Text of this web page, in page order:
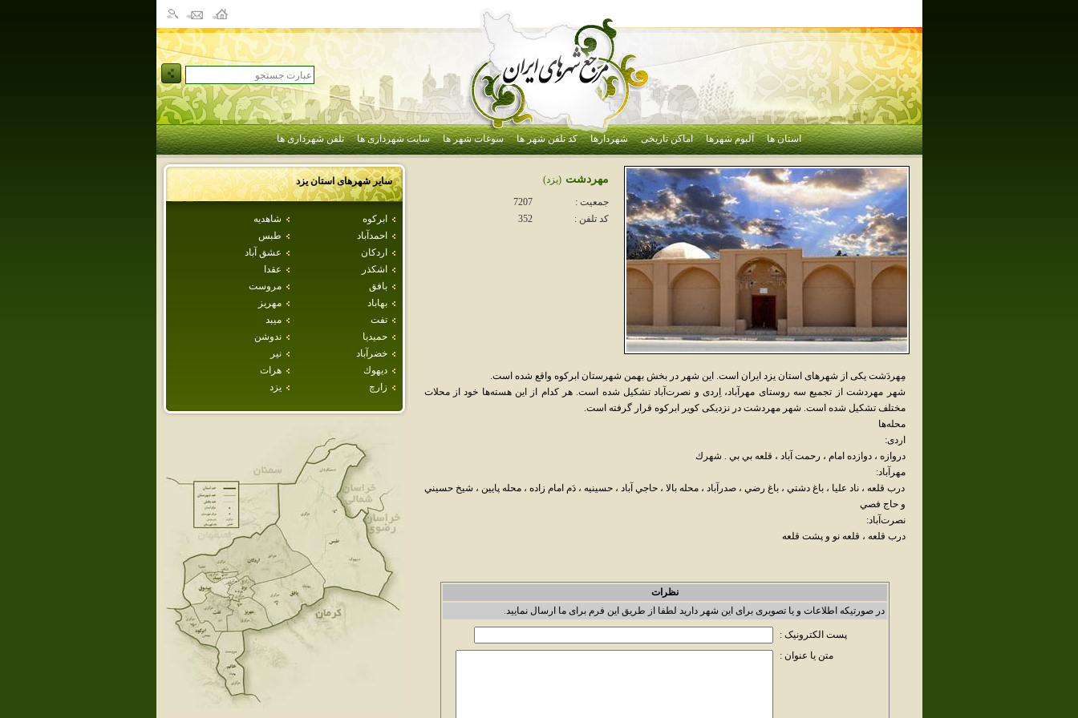
استان ها آلبوم شهرها اماکن تاریخی شهردارها کد تلفن شهر ها سوغات شهر ها سایت شهرداری ها تلفن شهرداری ها
سایر شهرهای استانيزد
ابركوه
شاهديه
احمدآباد
طبس
اردكان
عشق آباد
اشكذر
عقدا
بافق
مروست
بهاباد
مهريز
تفت
ميبد
حميديا
ندوشن
خضرآباد
نير
ديهوك
هرات
زارچ
يزد
مهردشت (يزد)
جمعیت :
7207
کد تلفن :
352
مِهردَشت یکی از شهرهای استان یزد ایران است. این شهر در بخش بهمن شهرستان ابرکوه واقع شده است.
شهر مهردشت از تجميع سه روستای مهرآباد، اِردی و نصرت‌آباد تشكيل شده است. هر كدام از اين هسته‌ها خود از محلات
مختلف تشكيل شده است. شهر مهردشت در نزدیکی کویر ابرکوه قرار گرفته است.
محله‌ها
اردی:
دروازه ، دوازده امام ، رحمت آباد ، قلعه بي بي . شهرك
مهرآباد:
درب قلعه ، ناد عليا ، باغ دشتي ، باغ رضي ، صدرآباد ، محله بالا ، حاجي آباد ، حسينيه ، دَم امام زاده ، محله پايين ، شيخ حسيني
و حاج فصي
نصرت‌آباد:
درب قلعه ، قلعه نو و پشت قلعه
نظرات
در صورتیکه اطلاعات و یا تصویری برای این شهر دارید لطفا از طریق این فرم برای ما ارسال نمایید.
پست الکترونیک :
متن یا عنوان :